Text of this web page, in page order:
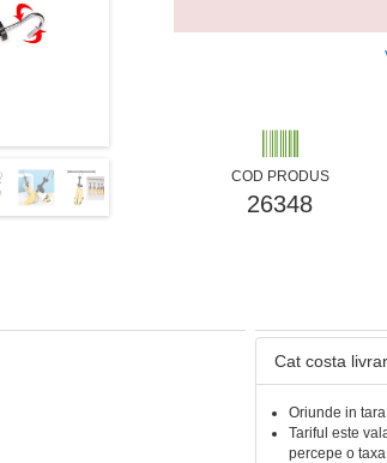
COD PRODUS
26348
Cat costa
Oriunde in
Tariful este
percepe o